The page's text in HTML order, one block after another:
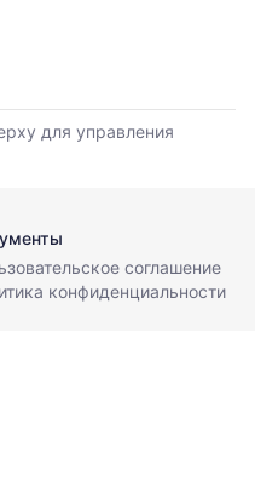
для управления
соглашение
конфиденциальности